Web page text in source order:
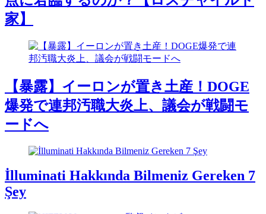
家】
【暴露】イーロンが置き土産！DOGE
爆発で連邦汚職大炎上、議会が戦闘モ
ードへ
İlluminati Hakkında Bilmeniz Gereken 7
Şey